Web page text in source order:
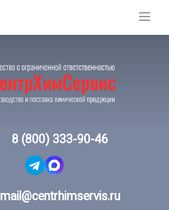
8 (800) 333-90-46
mail@centrhimservis.ru